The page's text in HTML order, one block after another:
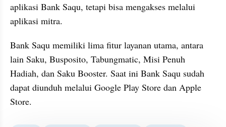
aplikasi Bank Saqu, tetapi bisa mengakses melalui
aplikasi mitra.
Bank Saqu memiliki lima fitur layanan utama, antara
lain Saku, Busposito, Tabungmatic, Misi Penuh
Hadiah, dan Saku Booster. Saat ini Bank Saqu sudah
dapat diunduh melalui Google Play Store dan Apple
Store.